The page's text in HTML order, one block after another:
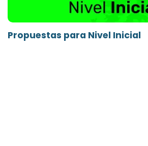
Propuestas para Nivel Inicial